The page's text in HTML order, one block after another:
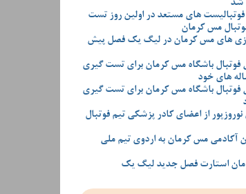
شد
های مستعد در اولین روز تست
مس کرمان
بازی های مس کرمان در لیگ یک فصل پیش
فوتبال باشگاه مس کرمان برای تست گیری
فوتبال باشگاه مس کرمان برای تست گیری
از اعضای کادر پزشکی تیم فوتبال
آکادمی مس کرمان به اردوی تیم ملی
زمان استارت فصل جدید لیگ یک